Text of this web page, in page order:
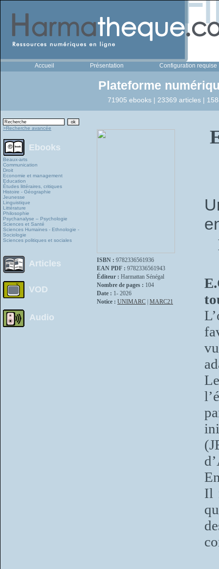
Accueil Présentation Configuration requise
Plateforme
71905 ebooks | 23369 articles |
>Recherche avancée
Ebooks
Beaux-arts
Communication
Droit
Economie et management
Education
Études littéraires, critiques
Histoire - Géographie
Jeunesse
Linguistique
Littérature
Philosophie
Psychanalyse – Psychologie
Sciences et Santé
Sciences Humaines - Ethnologie -
Sociologie
Sciences politiques et sociales
Articles
VOD
Audio
ISBN : 9782336561936
EAN PDF : 9782336561943
Éditeur : Harmattan Sénégal
Nombre de pages : 104
Date : 1- 2026
Notice : UNIMARC MARC21
Il